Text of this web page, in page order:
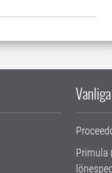
Primula